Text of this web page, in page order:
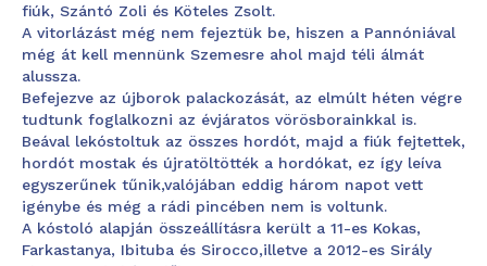
fiúk, Szántó Zoli és Köteles Zsolt.
A vitorlázást még nem fejeztük be, hiszen a Pannóniával
még át kell mennünk Szemesre ahol majd téli álmát
alussza.
Befejezve az újborok palackozását, az elmúlt héten végre
tudtunk foglalkozni az évjáratos vörösborainkkal is.
Beával lekóstoltuk az összes hordót, majd a fiúk fejtettek,
hordót mostak és újratöltötték a hordókat, ez így leíva
egyszerűnek tűnik,valójában eddig három napot vett
igénybe és még a rádi pincében nem is voltunk.
A kóstoló alapján összeállításra került a 11-es Kokas,
Farkastanya, Ibituba és Sirocco,illetve a 2012-es Sirály